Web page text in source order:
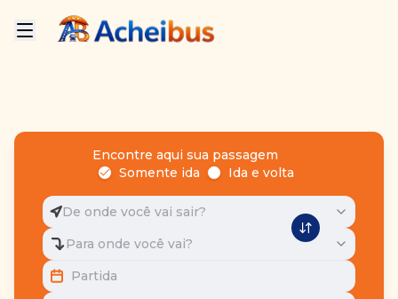
Encontre aqui sua passagem
Somente ida
Ida e volta
De onde você vai sair?
Para onde você vai?
Partida